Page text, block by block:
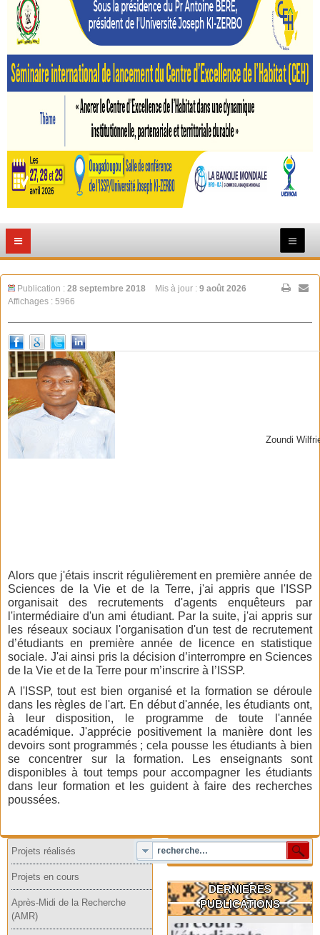
Publication : 28 septembre 2018 Mis à jour : 9 août 2026
Affichages : 5966
Zoundi
Alors que j'étais inscrit régulièrement en première année de
Sciences de la Vie et de la Terre, j'ai appris que l'ISSP
organisait des recrutements d'agents enquêteurs par
l'intermédiaire d'un ami étudiant. Par la suite, j'ai appris sur
les réseaux sociaux l'organisation d'un test de recrutement
d’étudiants en première année de licence en statistique
sociale. J'ai ainsi pris la décision d’interrompre en Sciences
de la Vie et de la Terre pour m’inscrire à l’ISSP.
A l'ISSP, tout est bien organisé et la formation se déroule
dans les règles de l'art. En début d'année, les étudiants ont,
à leur disposition, le programme de toute l'année
académique. J'apprécie positivement la manière dont les
devoirs sont programmés ; cela pousse les étudiants à bien
se concentrer sur la formation. Les enseignants sont
disponibles à tout temps pour accompagner les étudiants
dans leur formation et les guident à faire des recherches
poussées.
Projets réalisés
Projets en cours
Après-Midi de la Recherche
(AMR)
DERNIERES
PUBLICATIONS